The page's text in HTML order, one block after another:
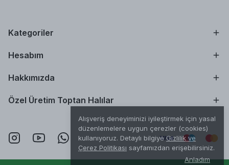
Alışveriş deneyiminizi iyileştirmek için yasal
düzenlemelere uygun çerezler (cookies)
kullanıyoruz. Detaylı bilgiyeGizlilik ve
Çerez Politikası sayfamızdan erişebilirsiniz.
Anladım
Kategoriler
Hesabım
Hakkımızda
Özel Üretim Toptan Halılar